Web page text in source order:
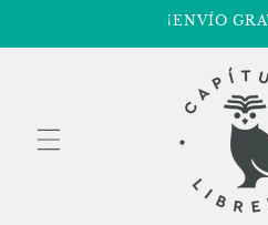
al contenido
¡ENVÍO